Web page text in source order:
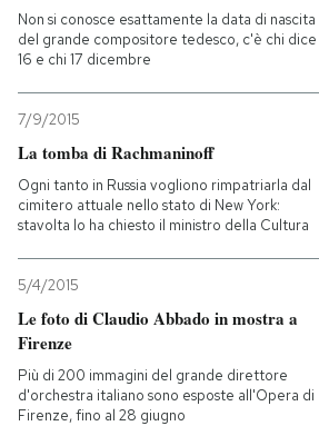
Non si conosce esattamente la data di nascita
del grande compositore tedesco, c'è chi dice
16 e chi 17 dicembre
7/9/2015
La tomba di Rachmaninoff
Ogni tanto in Russia vogliono rimpatriarla dal
cimitero attuale nello stato di New York:
stavolta lo ha chiesto il ministro della Cultura
5/4/2015
Le foto di Claudio Abbado in mostra a
Firenze
Più di 200 immagini del grande direttore
d'orchestra italiano sono esposte all'Opera di
Firenze, fino al 28 giugno